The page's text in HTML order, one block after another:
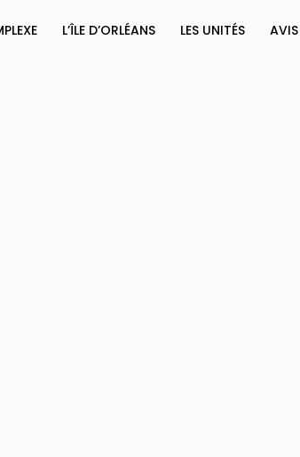
L’ÎLE D’ORLÉANS LES UNITÉS AVIS